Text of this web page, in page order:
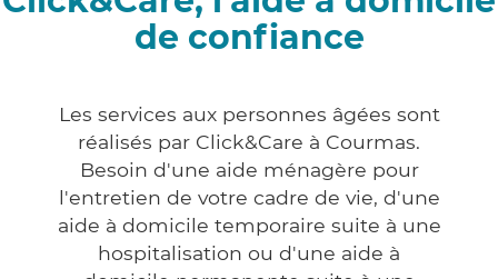
de confiance
Les services aux personnes âgées sont
réalisés par Click&Care à Courmas.
Besoin d'une aide ménagère pour
l'entretien de votre cadre de vie, d'une
aide à domicile temporaire suite à une
hospitalisation ou d'une aide à